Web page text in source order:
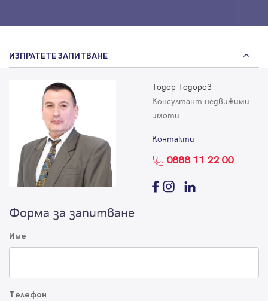
ИЗПРАТЕТЕ ЗАПИТВАНЕ
Тодор Тодоров
Консултант недвижими
имоти
Контакти
0888 11 22 00
Форма за запитване
Име
Телефон